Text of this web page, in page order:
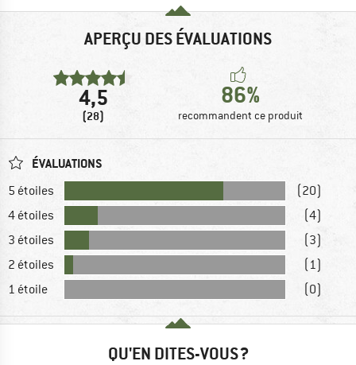
APERÇU DES ÉVALUATIONS
4,5
(28)
86%
recommandent ce produit
ÉVALUATIONS
5 étoiles
(20)
4 étoiles
(4)
3 étoiles
(3)
2 étoiles
(1)
1 étoile
(0)
QU'EN DITES-VOUS ?